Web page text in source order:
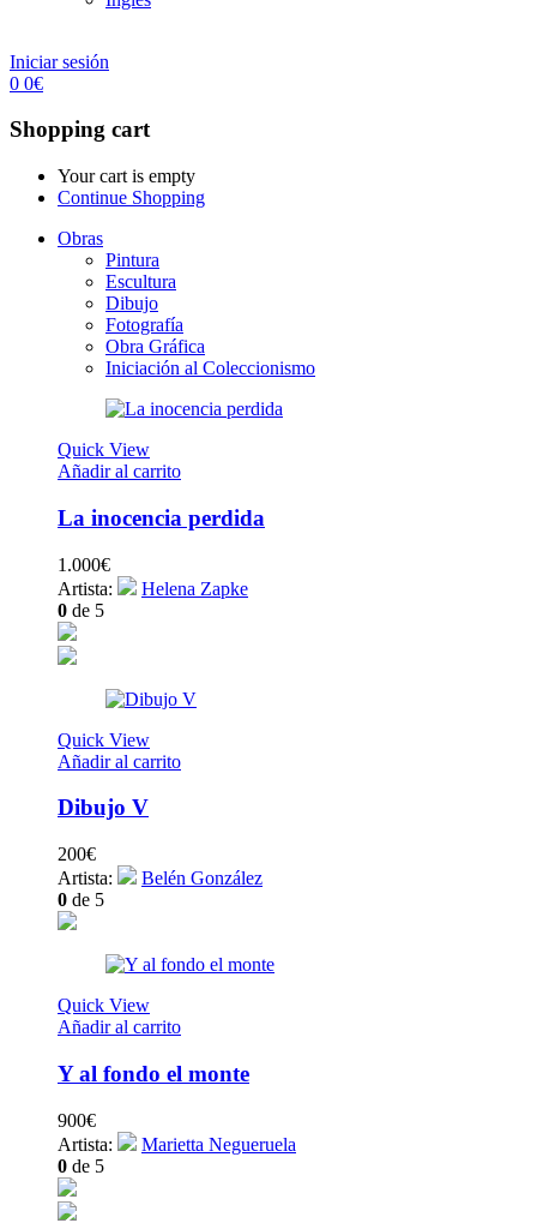
Iniciar sesión
0 0€
Shopping cart
Your cart is empty
Continue Shopping
Obras
Pintura
Escultura
Dibujo
Fotografía
Obra Gráfica
Iniciación al Coleccionismo
Quick View
Añadir al carrito
La inocencia perdida
1.000€
Artista:
Helena Zapke
0 de 5
Quick View
Añadir al carrito
Dibujo V
200€
Artista:
Belén González
0 de 5
Quick View
Añadir al carrito
Y al fondo el monte
900€
Artista:
Marietta Negueruela
0 de 5